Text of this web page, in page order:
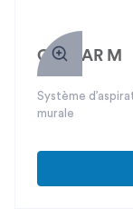
GAZPAR M
Système
murale